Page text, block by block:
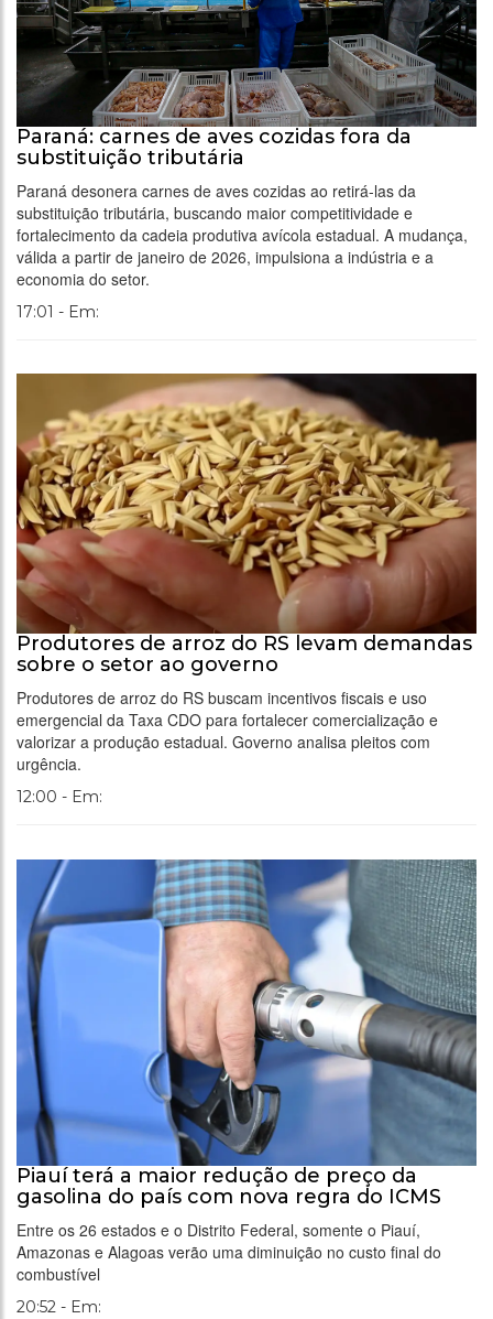
Paraná: carnes de aves cozidas fora da
substituição tributária
Paraná desonera carnes de aves cozidas ao retirá-las da
substituição tributária, buscando maior competitividade e
fortalecimento da cadeia produtiva avícola estadual. A mudança,
válida a partir de janeiro de 2026, impulsiona a indústria e a
economia do setor.
17:01 - Em:
Produtores de arroz do RS levam demandas
sobre o setor ao governo
Produtores de arroz do RS buscam incentivos fiscais e uso
emergencial da Taxa CDO para fortalecer comercialização e
valorizar a produção estadual. Governo analisa pleitos com
urgência.
12:00 - Em:
Piauí terá a maior redução de preço da
gasolina do país com nova regra do ICMS
Entre os 26 estados e o Distrito Federal, somente o Piauí,
Amazonas e Alagoas verão uma diminuição no custo final do
combustível
20:52 - Em: